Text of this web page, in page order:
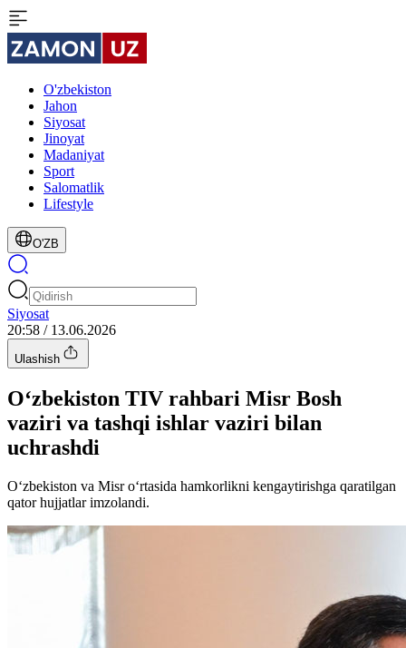
O'zbekiston
Jahon
Siyosat
Jinoyat
Madaniyat
Sport
Salomatlik
Lifestyle
O'ZB
Siyosat
20:58 / 13.06.2026
Ulashish
O‘zbekiston TIV rahbari Misr Bosh
vaziri va tashqi ishlar vaziri bilan
uchrashdi
O‘zbekiston va Misr o‘rtasida hamkorlikni kengaytirishga qaratilgan
qator hujjatlar imzolandi.